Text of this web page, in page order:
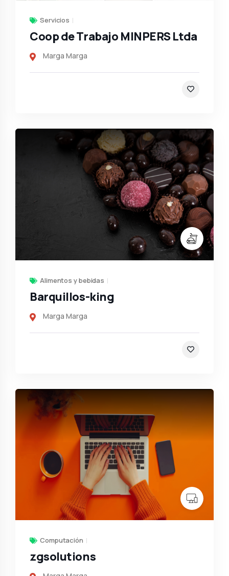
Servicios
Coop de Trabajo MINPERS Ltda
Marga Marga
Alimentos y bebidas
Barquillos-king
Marga Marga
Computación
zgsolutions